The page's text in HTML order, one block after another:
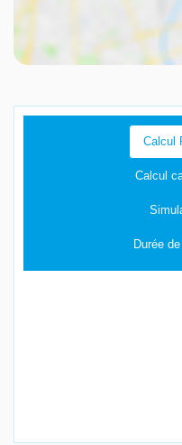
Calcul
Calcul
Durée